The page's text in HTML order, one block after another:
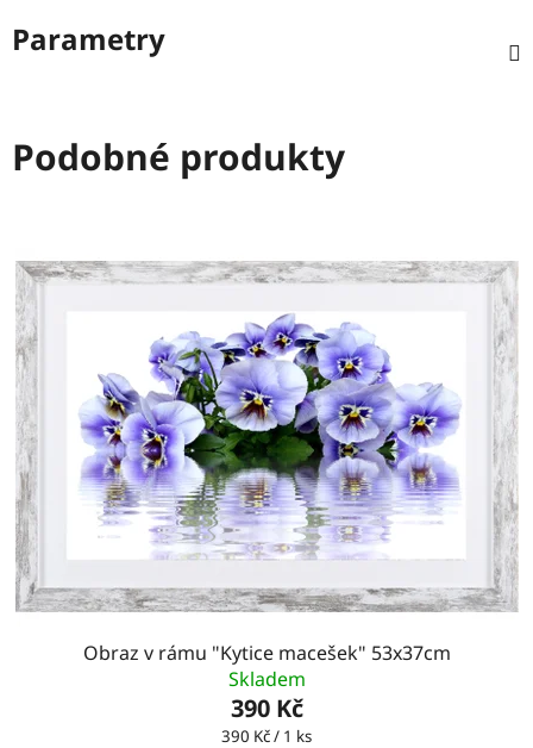
Parametry
Podobné produkty
Obraz v rámu "Kytice macešek" 53x37cm
Skladem
390 Kč
Měrná
390 Kč / 1 ks